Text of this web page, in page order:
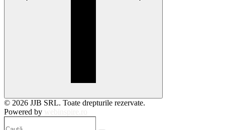
© 2026 JJB SRL. Toate drepturile rezervate.
Powered by